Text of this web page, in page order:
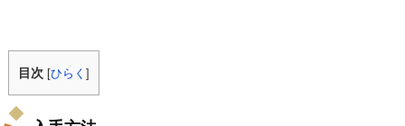
目次 [ひらく]